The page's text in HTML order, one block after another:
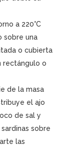
a 220°C
sobre una
o cubierta
rectángulo o
de la masa
el ajo
de sal y
sobre
las